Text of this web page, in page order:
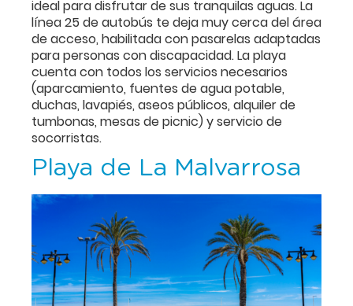
ideal para disfrutar de sus tranquilas aguas. La
línea 25 de autobús te deja muy cerca del área
de acceso, habilitada con pasarelas adaptadas
para personas con discapacidad. La playa
cuenta con todos los servicios necesarios
(aparcamiento, fuentes de agua potable,
duchas, lavapiés, aseos públicos, alquiler de
tumbonas, mesas de picnic) y servicio de
socorristas.
Playa de La Malvarrosa